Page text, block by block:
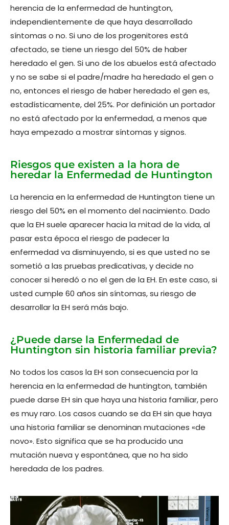
herencia de la enfermedad de huntington,
independientemente de que haya desarrollado
síntomas o no. Si uno de los progenitores está
afectado, se tiene un riesgo del 50% de haber
heredado el gen. Si uno de los abuelos está afectado
y no se sabe si el padre/madre ha heredado el gen o
no, entonces el riesgo de haber heredado el gen es,
estadísticamente, del 25%. Por definición un portador
no está afectado por la enfermedad, a menos que
haya empezado a mostrar síntomas y signos.
Riesgos que existen a la hora de
heredar la Enfermedad de Huntington
La herencia en la enfermedad de Huntington tiene un
riesgo del 50% en el momento del nacimiento. Dado
que la EH suele aparecer hacia la mitad de la vida, al
pasar esta época el riesgo de padecer la
enfermedad va disminuyendo, si es que usted no se
sometió a las pruebas predicativas, y decide no
conocer si heredó o no el gen de la EH. En este caso, si
usted cumple 60 años sin síntomas, su riesgo de
desarrollar la EH será más bajo.
¿Puede darse la Enfermedad de
Huntington sin historia familiar previa?
No todos los casos la EH son consecuencia por la
herencia en la enfermedad de huntington, también
puede darse EH sin que haya una historia familiar, pero
es muy raro. Los casos cuando se da EH sin que haya
una historia familiar se denominan mutaciones «de
novo». Esto significa que se ha producido una
mutación nueva y espontánea, que no ha sido
heredada de los padres.